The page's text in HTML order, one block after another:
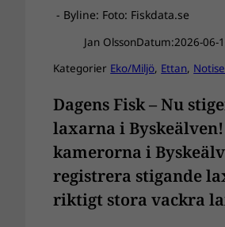
- Byline: Foto: Fiskdata.se
Jan OlssonDatum:2026-06-
Kategorier Eko/Miljö, Ettan,
Dagens Fisk – Nu
laxarna i
kamerorna i
registrera stigande
riktigt stora vackra